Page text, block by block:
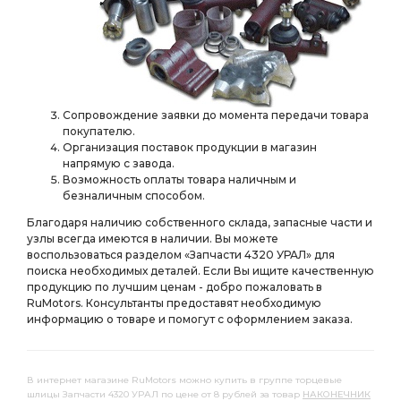
ПЕРЕДНИЙ i=6,77 а/м с пневмотормозами АЗ УРАЛ
МОСТ ЗАДНИЙ i=6,77 ЗАДНИЙ i=6,77
i=6,77 с БМКД
шлицами а/м 4х4 шлицами а/м 4х4 АЗ УРАЛ
фланца с торц.
фланца с торц. шлицами АЗ УРАЛ
КРОНШТЕЙН АМОРТИЗАТОРА
КРОНШТЕЙН АМОРТИЗАТОРА АЗ УРАЛ
ТРУБКА К ШИННОМУ
ТРУБКА К ШИННОМУ МАНОМЕТРУ
ТРУБКА К ШИННОМУ МАНОМЕТРУ АЗ УРАЛ
ПНЕВМАТИЧЕСКИЙ АЗ УРАЛ
Сопровождение заявки до момента передачи товара
покупателю.
Организация поставок продукции в магазин
напрямую с завода.
Возможность оплаты товара наличным и
безналичным способом.
Благодаря наличию собственного склада, запасные части и
узлы всегда имеются в наличии. Вы можете
воспользоваться разделом «Запчасти 4320 УРАЛ» для
поиска необходимых деталей. Если Вы ищите качественную
продукцию по лучшим ценам - добро пожаловать в
RuMotors. Консультанты предоставят необходимую
информацию о товаре и помогут с оформлением заказа.
В интернет магазине RuMotors можно купить в группе торцевые
шлицы Запчасти 4320 УРАЛ по цене от 8 рублей за товар НАКОНЕЧНИК